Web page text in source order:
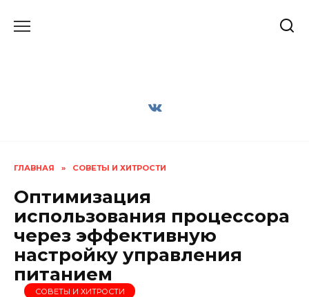
ГЛАВНАЯ » СОВЕТЫ И ХИТРОСТИ
Оптимизация
использования процессора
через эффективную
настройку управления
питанием
СОВЕТЫ И ХИТРОСТИ